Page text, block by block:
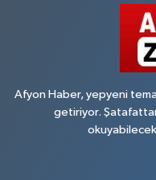
Afyon Haber, yepyeni
getiriyor.